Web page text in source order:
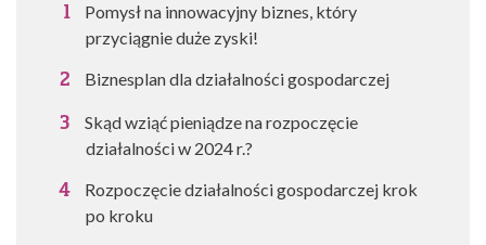
Pomysł na innowacyjny biznes, który
przyciągnie duże zyski!
Biznesplan dla działalności gospodarczej
Skąd wziąć pieniądze na rozpoczęcie
działalności w 2024 r.?
Rozpoczęcie działalności gospodarczej krok
po kroku